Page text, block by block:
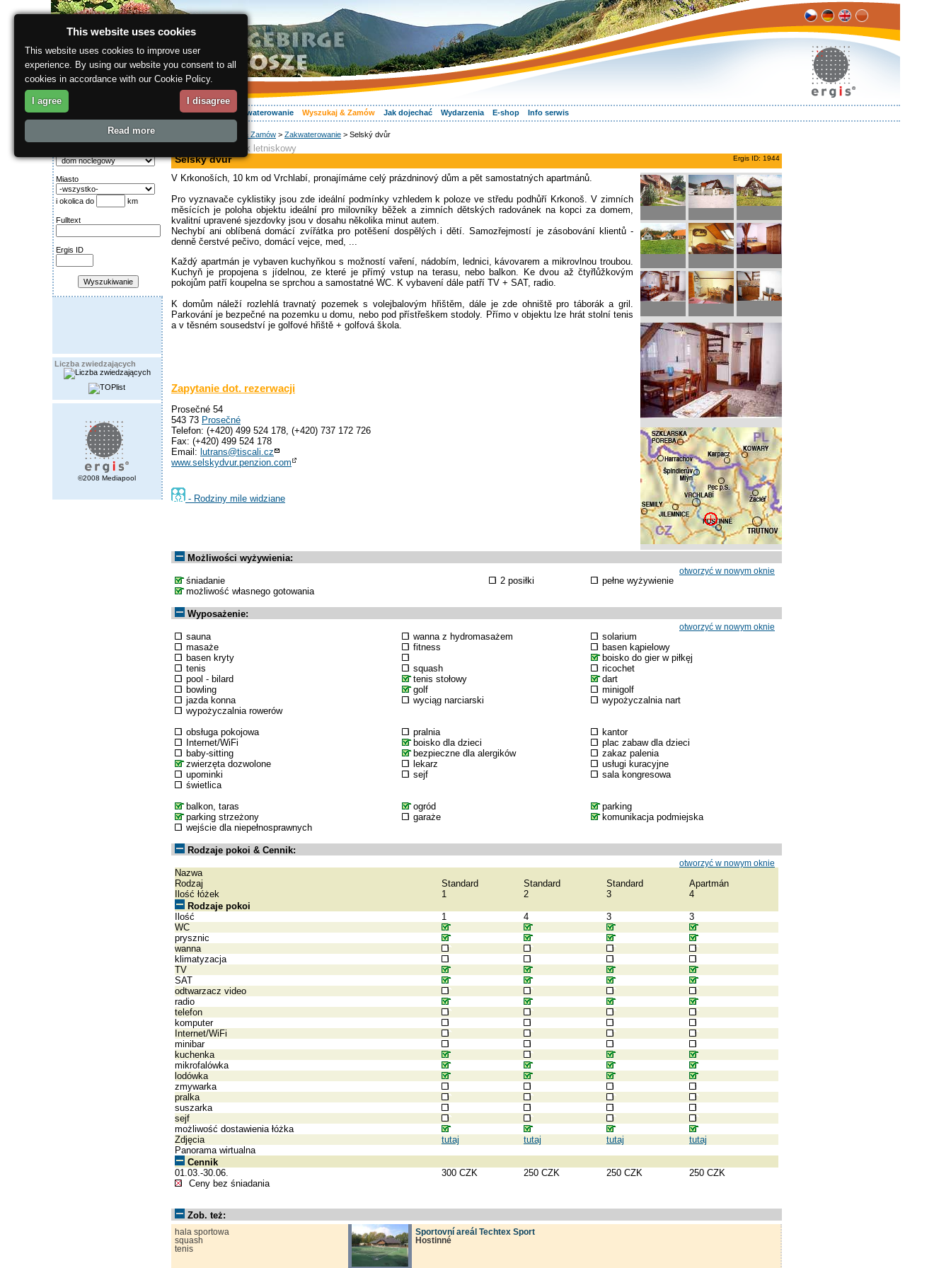
O regionie Wasz urlop Zakwaterowanie Wyszukaj & Zamów Jak dojechać Wydarzenia E-shop Info serwis
Wyszukiwanie:
Miasto
i okolica do km
Fulltext
Ergis ID
Liczba zwiedzających
©2008 Mediapool
Wyszukaj & Zamów > Zakwaterowanie > Selský dvůr
apartament, domek letniskowy
Ergis ID: 1944
Selský dvůr
V Krkonoších, 10 km od Vrchlabí, pronajímáme celý prázdninový dům a pět samostatných apartmánů.
Pro vyznavače cyklistiky jsou zde ideální podmínky vzhledem k poloze ve středu podhůří Krkonoš. V zimních
měsících je poloha objektu ideální pro milovníky běžek a zimních dětských radovánek na kopci za domem,
kvalitní upravené sjezdovky jsou v dosahu několika minut autem.
Nechybí ani oblíbená domácí zvířátka pro potěšení dospělých i dětí. Samozřejmostí je zásobování klientů -
denně čerstvé pečivo, domácí vejce, med, ...
Každý apartmán je vybaven kuchyňkou s možností vaření, nádobím, lednici, kávovarem a mikrovlnou troubou.
Kuchyň je propojena s jídelnou, ze které je přímý vstup na terasu, nebo balkon. Ke dvou až čtyřlůžkovým
pokojům patří koupelna se sprchou a samostatné WC. K vybavení dále patří TV + SAT, radio.
K domům náleží rozlehlá travnatý pozemek s volejbalovým hřištěm, dále je zde ohniště pro táborák a gril.
Parkování je bezpečné na pozemku u domu, nebo pod přístřeškem stodoly. Přímo v objektu lze hrát stolní tenis
a v těsném sousedství je golfové hřiště + golfová škola.
Zapytanie dot. rezerwacji
Prosečné 54
543 73 Prosečné
Telefon: (+420) 499 524 178, (+420) 737 172 726
Fax: (+420) 499 524 178
Email: lutrans@tiscali.cz
www.selskydvur.penzion.com
- Rodziny mile widziane
Możliwości wyżywienia:
otworzyć w nowym oknie
śniadanie 2 posiłki
pełne wyżywienie
możliwość własnego gotowania
Wyposażenie:
otworzyć w nowym oknie
sauna wanna z hydromasażem
solarium
masaże
fitness
basen kąpielowy
basen kryty
boisko do gier w piłkęj
tenis
squash
ricochet
pool - bilard
tenis stołowy
dart
bowling
golf
minigolf
jazda konna
wyciąg narciarski
wypożyczalnia nart
wypożyczalnia rowerów
obsługa pokojowa
pralnia
kantor
Internet/WiFi
boisko dla dzieci
plac zabaw dla dzieci
baby-sitting
bezpieczne dla alergików
zakaz palenia
zwierzęta dozwolone
lekarz
usługi kuracyjne
upominki
sejf
sala kongresowa
świetlica
balkon, taras
ogród
parking
parking strzeżony
garaże
komunikacja podmiejska
wejście dla niepełnosprawnych
Rodzaje pokoi & Cennik:
otworzyć w nowym oknie
Nazwa
Rodzaj
Standard Standard Standard
Apartmán
Ilość łóżek
1 2 3
4
Rodzaje pokoi
Ilość
1 4 3
3
WC
prysznic
wanna
klimatyzacja
TV
SAT
odtwarzacz video
radio
telefon
komputer
Internet/WiFi
minibar
kuchenka
mikrofalówka
lodówka
zmywarka
pralka
suszarka
sejf
możliwość dostawienia łóżka
Zdjęcia
tutaj tutaj tutaj
tutaj
Panorama wirtualna
Cennik
01.03.-30.06.
300 CZK 250 CZK 250 CZK
250 CZK
Ceny bez śniadania
Zob. też:
hala sportowa
squash
tenis
Sportovní areál Techtex Sport
Hostinné
This website uses cookies
This website uses cookies to improve user
experience. By using our website you consent to all
cookies in accordance with our Cookie Policy.
I agree I disagree
Read more